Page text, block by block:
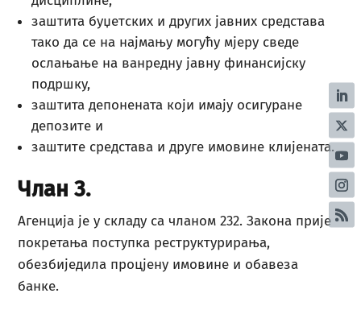
заштита буџетских и других јавних средстава
тако да се на најмању могућу мјеру сведе
ослањање на ванредну јавну финансијску
подршку,
заштита депонената који имају осигуране
депозите и
заштите средстава и друге имовине клијената.
Члан 3.
Агенција је у складу са чланом 232. Закона прије
покретања поступка реструктурирања,
обезбиједила процјену имовине и обавеза
банке.